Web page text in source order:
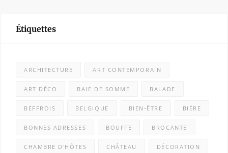
Étiquettes
ARCHITECTURE ART CONTEMPORAIN
ART DÉCO BAIE DE SOMME BALADE
BEFFROIS BELGIQUE BIEN-ÊTRE BIÈRE
BONNES ADRESSES BOUFFE BROCANTE
CHAMBRE D'HÔTES CHÂTEAU DÉCORATION